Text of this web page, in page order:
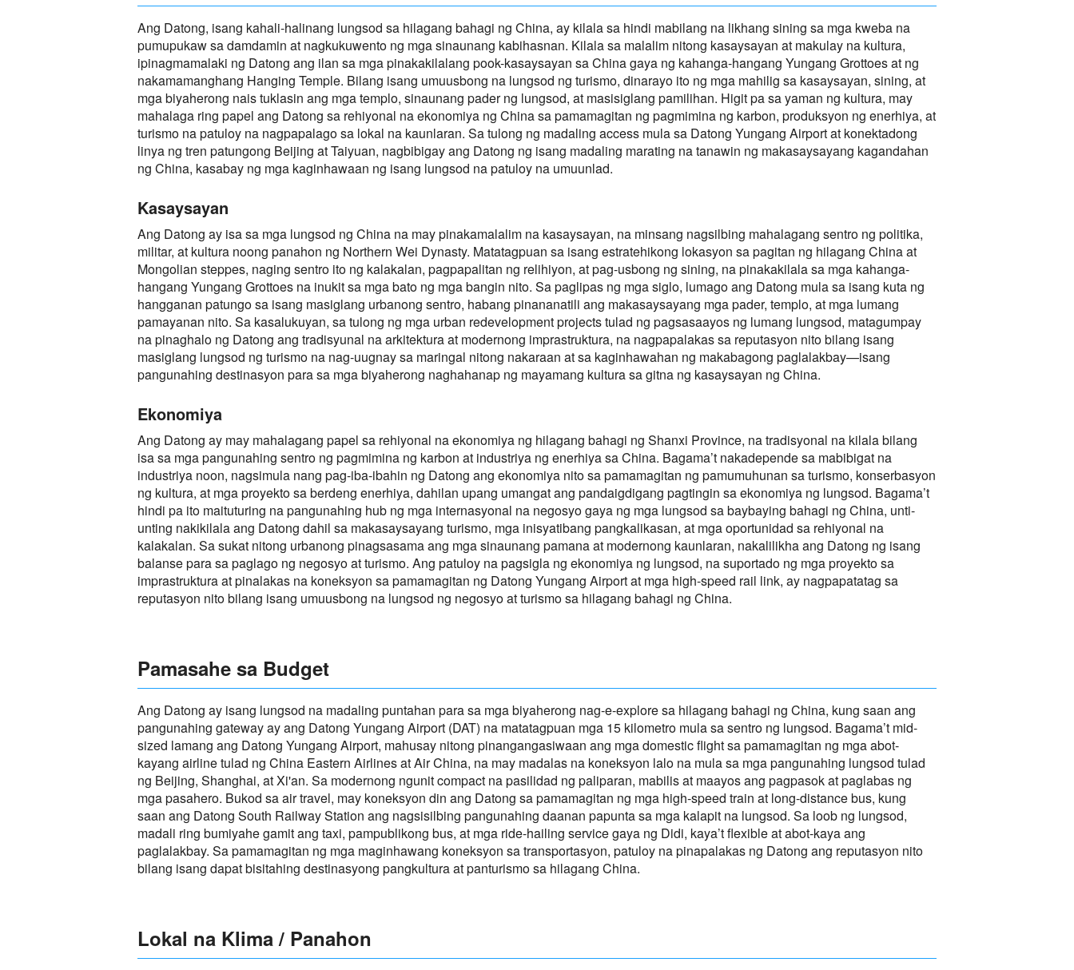
Ang Datong, isang kahali-halinang lungsod sa hilagang bahagi ng China, ay kilala sa hindi mabilang na likhang sining sa mga kweba na
pumupukaw sa damdamin at nagkukuwento ng mga sinaunang kabihasnan. Kilala sa malalim nitong kasaysayan at makulay na kultura,
ipinagmamalaki ng Datong ang ilan sa mga pinakakilalang pook-kasaysayan sa China gaya ng kahanga-hangang Yungang Grottoes at ng
nakamamanghang Hanging Temple. Bilang isang umuusbong na lungsod ng turismo, dinarayo ito ng mga mahilig sa kasaysayan, sining, at
mga biyaherong nais tuklasin ang mga templo, sinaunang pader ng lungsod, at masisiglang pamilihan. Higit pa sa yaman ng kultura, may
mahalaga ring papel ang Datong sa rehiyonal na ekonomiya ng China sa pamamagitan ng pagmimina ng karbon, produksyon ng enerhiya, at
turismo na patuloy na nagpapalago sa lokal na kaunlaran. Sa tulong ng madaling access mula sa Datong Yungang Airport at konektadong
linya ng tren patungong Beijing at Taiyuan, nagbibigay ang Datong ng isang madaling marating na tanawin ng makasaysayang kagandahan
ng China, kasabay ng mga kaginhawaan ng isang lungsod na patuloy na umuunlad.
Kasaysayan
Ang Datong ay isa sa mga lungsod ng China na may pinakamalalim na kasaysayan, na minsang nagsilbing mahalagang sentro ng politika,
militar, at kultura noong panahon ng Northern Wei Dynasty. Matatagpuan sa isang estratehikong lokasyon sa pagitan ng hilagang China at
Mongolian steppes, naging sentro ito ng kalakalan, pagpapalitan ng relihiyon, at pag-usbong ng sining, na pinakakilala sa mga kahanga-
hangang Yungang Grottoes na inukit sa mga bato ng mga bangin nito. Sa paglipas ng mga siglo, lumago ang Datong mula sa isang kuta ng
hangganan patungo sa isang masiglang urbanong sentro, habang pinananatili ang makasaysayang mga pader, templo, at mga lumang
pamayanan nito. Sa kasalukuyan, sa tulong ng mga urban redevelopment projects tulad ng pagsasaayos ng lumang lungsod, matagumpay
na pinaghalo ng Datong ang tradisyunal na arkitektura at modernong imprastruktura, na nagpapalakas sa reputasyon nito bilang isang
masiglang lungsod ng turismo na nag-uugnay sa maringal nitong nakaraan at sa kaginhawahan ng makabagong paglalakbay—isang
pangunahing destinasyon para sa mga biyaherong naghahanap ng mayamang kultura sa gitna ng kasaysayan ng China.
Ekonomiya
Ang Datong ay may mahalagang papel sa rehiyonal na ekonomiya ng hilagang bahagi ng Shanxi Province, na tradisyonal na kilala bilang
isa sa mga pangunahing sentro ng pagmimina ng karbon at industriya ng enerhiya sa China. Bagama’t nakadepende sa mabibigat na
industriya noon, nagsimula nang pag-iba-ibahin ng Datong ang ekonomiya nito sa pamamagitan ng pamumuhunan sa turismo, konserbasyon
ng kultura, at mga proyekto sa berdeng enerhiya, dahilan upang umangat ang pandaigdigang pagtingin sa ekonomiya ng lungsod. Bagama’t
hindi pa ito maituturing na pangunahing hub ng mga internasyonal na negosyo gaya ng mga lungsod sa baybaying bahagi ng China, unti-
unting nakikilala ang Datong dahil sa makasaysayang turismo, mga inisyatibang pangkalikasan, at mga oportunidad sa rehiyonal na
kalakalan. Sa sukat nitong urbanong pinagsasama ang mga sinaunang pamana at modernong kaunlaran, nakalilikha ang Datong ng isang
balanse para sa paglago ng negosyo at turismo. Ang patuloy na pagsigla ng ekonomiya ng lungsod, na suportado ng mga proyekto sa
imprastruktura at pinalakas na koneksyon sa pamamagitan ng Datong Yungang Airport at mga high-speed rail link, ay nagpapatatag sa
reputasyon nito bilang isang umuusbong na lungsod ng negosyo at turismo sa hilagang bahagi ng China.
Pamasahe sa Budget
Ang Datong ay isang lungsod na madaling puntahan para sa mga biyaherong nag-e-explore sa hilagang bahagi ng China, kung saan ang
pangunahing gateway ay ang Datong Yungang Airport (DAT) na matatagpuan mga 15 kilometro mula sa sentro ng lungsod. Bagama’t mid-
sized lamang ang Datong Yungang Airport, mahusay nitong pinangangasiwaan ang mga domestic flight sa pamamagitan ng mga abot-
kayang airline tulad ng China Eastern Airlines at Air China, na may madalas na koneksyon lalo na mula sa mga pangunahing lungsod tulad
ng Beijing, Shanghai, at Xi'an. Sa modernong ngunit compact na pasilidad ng paliparan, mabilis at maayos ang pagpasok at paglabas ng
mga pasahero. Bukod sa air travel, may koneksyon din ang Datong sa pamamagitan ng mga high-speed train at long-distance bus, kung
saan ang Datong South Railway Station ang nagsisilbing pangunahing daanan papunta sa mga kalapit na lungsod. Sa loob ng lungsod,
madali ring bumiyahe gamit ang taxi, pampublikong bus, at mga ride-hailing service gaya ng Didi, kaya’t flexible at abot-kaya ang
paglalakbay. Sa pamamagitan ng mga maginhawang koneksyon sa transportasyon, patuloy na pinapalakas ng Datong ang reputasyon nito
bilang isang dapat bisitahing destinasyong pangkultura at panturismo sa hilagang China.
Lokal na Klima / Panahon